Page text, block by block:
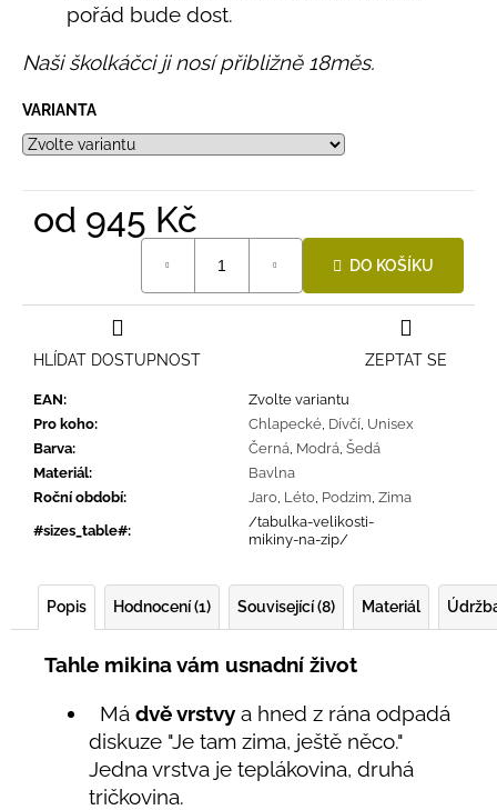
pořád bude dost.
Naši školkáčci ji nosí přibližně 18měs.
VARIANTA
od 945 Kč
DO KOŠÍKU
EAN:
Zvolte variantu
Pro koho: Chlapecké, Dívčí, Unisex
Barva: Černá, Modrá, Šedá
Materiál:
Bavlna
Roční období: Jaro, Léto, Podzim, Zima
#sizes_table#:
/tabulka-velikosti-
mikiny-na-zip/
ZEPTAT SE
HLÍDAT DOSTUPNOST
Popis Hodnocení (1) Související (8) Materiál
Tahle mikina vám usnadní život
Má dvě vrstvy a hned z rána odpadá
diskuze "Je tam zima, ještě něco."
Jedna vrstva je teplákovina, druhá
tričkovina.
LETNÍ
RYCHLESCHNOUCÍ
TYRKYSOVÉ
695